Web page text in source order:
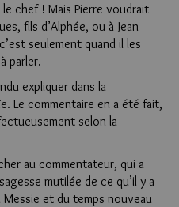
le chef ! Mais Pierre voudrait
fils d’Alphée, ou à Jean
seulement quand il les
parler.
expliquer dans la
Le commentaire en a été fait,
selon la
au commentateur, qui a
mutilée de ce qu’il y a
Messie et du temps nouveau